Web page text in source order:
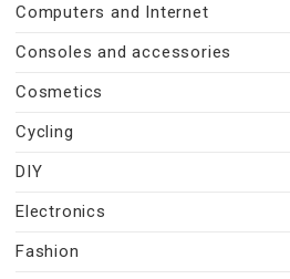
Computers and Internet
Consoles and accessories
Cosmetics
Cycling
DIY
Electronics
Fashion